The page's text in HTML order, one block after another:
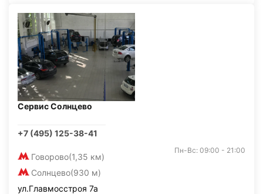
Сервис Солнцево
+7 (495) 125-38-41
Говорово(1,35 км)
Солнцево(930 м)
Пн-Вс: 09:00 - 21:00
ул.Главмосстроя 7а